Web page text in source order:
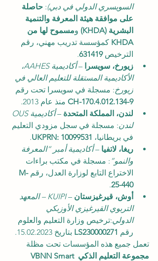
السويسري الدولي في دبي): حاصلة
على موافقة هيئة المعرفة والتنمية
البشرية (KHDA)
ومسموح لها من
KHDA كمؤسسة تدريب مهني، رقم
الترخيص 631419
.
زيورخ، سويسرا –
أكاديمية AAHES،
الأكاديمية المستقلة للتعليم العالي في
زيورخ: مسجلة في سويسرا تحت رقم
CH-170.4.012.134-9 منذ عام 2013.
لندن، المملكة المتحدة –
لندن: مسجلة في سجل مزودي التعليم
في بريطانيا، UKPRN: 10099531
.
ريغا، لاتفيا – أكاديمية أمبر “المعرفة
والنمو” : مسجلة في مكتب براءات
الاختراع التابع لوزارة العدل، رقم M-
25-440
.
أوش، قيرغيزستان –
KUIPI – المعهد
التربوي القيرغيزي الأوزبكي
الدولي:ترخيص وزارة التعليم والعلوم
رقم LS230000271 بتاريخ 15.02.2023.
تعمل جميع هذه المؤسسات تحت مظلة
مجموعة التعليم الذكي VBNN Smart